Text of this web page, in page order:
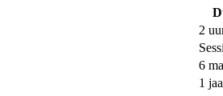
2
6
1